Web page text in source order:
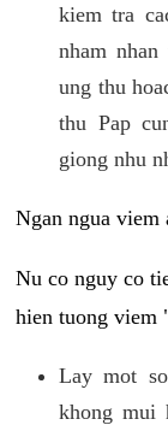
kiem tra
nham
ung thu
thu Pap
giong nhu
Ngan ngua viem
Nu co nguy co
hien tuong viem
Lay mot
khong mui